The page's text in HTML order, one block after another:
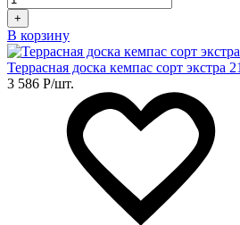
+
В корзину
Террасная доска кемпас сорт экстра
3 586 Р/шт.